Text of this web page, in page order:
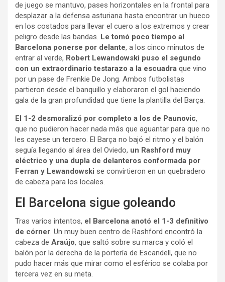
de juego se mantuvo, pases horizontales en la frontal para
desplazar a la defensa asturiana hasta encontrar un hueco
en los costados para llevar el cuero a los extremos y crear
peligro desde las bandas. Le tomó poco tiempo al
Barcelona ponerse por delante, a los cinco minutos de
entrar al verde, Robert Lewandowski puso el segundo
con un extraordinario testarazo a la escuadra que vino
por un pase de Frenkie De Jong. Ambos futbolistas
partieron desde el banquillo y elaboraron el gol haciendo
gala de la gran profundidad que tiene la plantilla del Barça.
El 1-2 desmoralizó por completo a los de Paunovic,
que no pudieron hacer nada más que aguantar para que no
les cayese un tercero. El Barça no bajó el ritmo y el balón
seguía llegando al área del Oviedo, un Rashford muy
eléctrico y una dupla de delanteros conformada por
Ferran y Lewandowski se convirtieron en un quebradero
de cabeza para los locales.
El Barcelona sigue goleando
Tras varios intentos, el Barcelona anotó el 1-3 definitivo
de córner. Un muy buen centro de Rashford encontró la
cabeza de Araújo, que saltó sobre su marca y coló el
balón por la derecha de la portería de Escandell, que no
pudo hacer más que mirar como el esférico se colaba por
tercera vez en su meta.